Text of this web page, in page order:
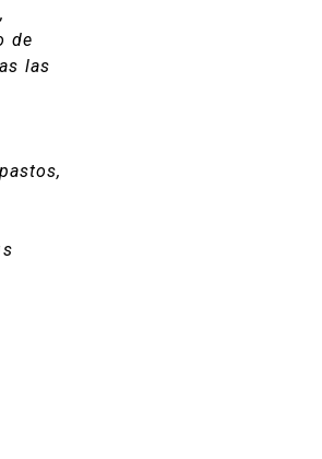
de
las